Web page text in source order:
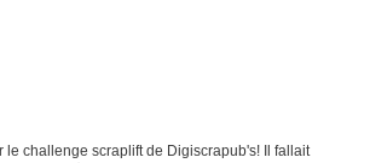
le challenge scraplift de Digiscrapub's! Il fallait